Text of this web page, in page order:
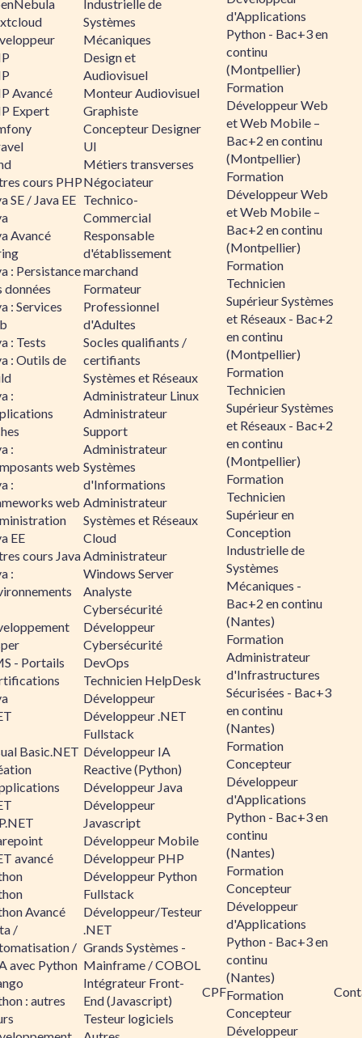
Avancé
Expert
cours PHP
SE / Java EE
Avancé
: Persistance
données
: Services
: Tests
: Outils de
:
:
web
:
web
EE
cours Java
:
- Portails
Basic.NET
avancé
Avancé
/
/
avec Python
: autres
Industrielle de
Systèmes
Mécaniques
Design et
Audiovisuel
Monteur Audiovisuel
Graphiste
Concepteur Designer
UI
Métiers transverses
Négociateur
Technico-
Commercial
Responsable
d'établissement
marchand
Formateur
Professionnel
d'Adultes
Socles qualifiants /
certifiants
Systèmes et Réseaux
Administrateur Linux
Administrateur
Support
Administrateur
Systèmes
d'Informations
Administrateur
Systèmes et Réseaux
Cloud
Administrateur
Windows Server
Analyste
Cybersécurité
Développeur
Cybersécurité
DevOps
Technicien HelpDesk
Développeur
Développeur .NET
Fullstack
Développeur IA
Reactive (Python)
Développeur Java
Développeur
Javascript
Développeur Mobile
Développeur PHP
Développeur Python
Fullstack
Développeur/Testeur
.NET
Grands Systèmes -
Mainframe / COBOL
Intégrateur Front-
End (Javascript)
Testeur logiciels
CPF
d'Applications
Python - Bac+3 en
continu
(Montpellier)
Formation
Développeur Web
et Web Mobile –
Bac+2 en continu
(Montpellier)
Formation
Développeur Web
et Web Mobile –
Bac+2 en continu
(Montpellier)
Formation
Technicien
Supérieur Systèmes
et Réseaux - Bac+2
en continu
(Montpellier)
Formation
Technicien
Supérieur Systèmes
et Réseaux - Bac+2
en continu
(Montpellier)
Formation
Technicien
Supérieur en
Conception
Industrielle de
Systèmes
Mécaniques -
Bac+2 en continu
(Nantes)
Formation
Administrateur
d'Infrastructures
Sécurisées - Bac+3
en continu
(Nantes)
Formation
Concepteur
Développeur
d'Applications
Python - Bac+3 en
continu
(Nantes)
Formation
Concepteur
Développeur
d'Applications
Python - Bac+3 en
continu
(Nantes)
Formation
Concepteur
Développeur